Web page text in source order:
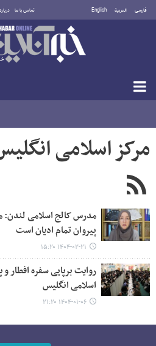
فارسی العربية English تماس با ما
شنبه ۱۷ مرداد ۱۴۰۵
مرکز اسلامی
مدرس کالج اسلامی لندن:
پیروان تمام ادیان است
۱۴۰۴-۰۲-۲۱ ۱۵:۲۰
روایت برپایی سفره
اسلامی انگلیس
۱۴۰۴-۰۱-۰۶ ۲۱:۲۰